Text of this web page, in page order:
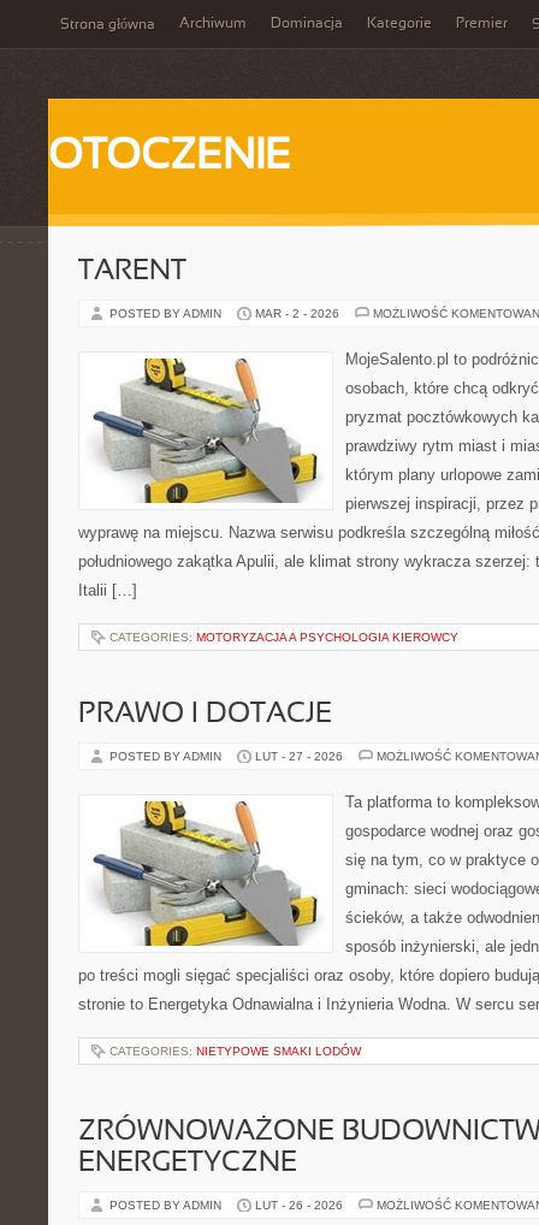
Strona główna Archiwum Dominacja Kategorie Premier
OTOCZENIE
TARENT
POSTED BY ADMIN MAR - 2 - 2026 MOŻLIWOŚĆ
MojeSalento.pl to
osobach, które chcą
pryzmat pocztówkowych
prawdziwy rytm miast i
którym plany urlopowe
pierwszej inspiracji, przez
wyprawę na miejscu. Nazwa serwisu podkreśla szczególną
południowego zakątka Apulii, ale klimat strony wykracza szerzej:
Italii […]
CATEGORIES: MOTORYZACJA A PSYCHOLOGIA KIEROWCY
PRAWO I DOTACJE
POSTED BY ADMIN LUT - 27 - 2026 MOŻLIWOŚĆ
Ta platforma to
gospodarce wodnej oraz
się na tym, co w praktyce
gminach: sieci
ścieków, a także
sposób inżynierski, ale
po treści mogli sięgać specjaliści oraz osoby, które dopiero
stronie to Energetyka Odnawialna i Inżynieria Wodna. W sercu
CATEGORIES: NIETYPOWE SMAKI LODÓW
ZRÓWNOWAŻONE
ENERGETYCZNE
POSTED BY ADMIN LUT - 26 - 2026 MOŻLIWOŚĆ